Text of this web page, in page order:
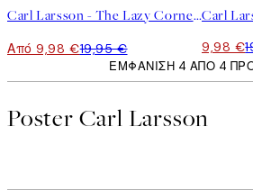
Carl Larsson - The Lazy Corner Poster
Από 9,98 €19,95 € 9,98 €
ΕΜΦΆΝΙΣΗ 4 ΑΠΌ 4
Poster Carl Larsson